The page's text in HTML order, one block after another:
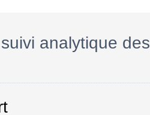
analytique